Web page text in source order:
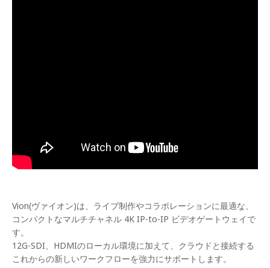
Vion(ヴァイオン)は、ライブ制作やコラボレーションに最適な、
コンパクトなマルチチャネル 4K IP-to-IP ビデオゲートウェイで
す。
12G-SDI、HDMIのローカル環境に加えて、クラウドと接続する
これからの新しいワークフローを強力にサポートします。